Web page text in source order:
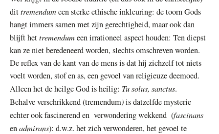
dittremendumeen sterke ethische inkleuring: de toorn Gods
hangt immers samen met zijn gerechtigheid, maar ook dan
blijft hettremendumeen irrationeel aspect houden: Ten diepst
kan ze niet beredeneerd worden, slechts omschreven worden.
De reflex van de kant van de mens is dat hij zichzelf tot niets
voelt worden, stof en as, een gevoel van religieuze deemoed.
Alleen het de heilge God is heilig: Tu solus, sanctus.
Behalve verschrikkend (tremendum)is datzelfde mysterie
echter ook fascinerend en verwondering wekkend (fascinans
enadmirans): d.w.z. het zich verwonderen, het gevoel te